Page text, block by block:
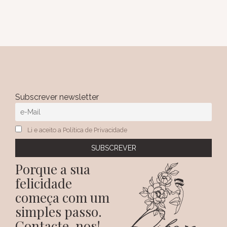
Subscrever newsletter
Li e aceito a Política de Privacidade
Porque a sua
felicidade
começa com um
simples passo.